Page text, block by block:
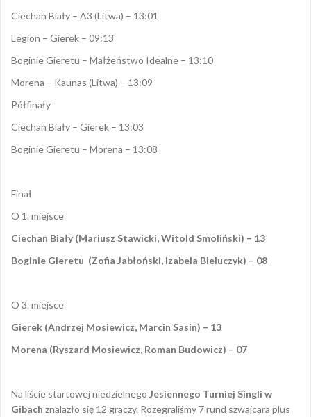
Ciechan Biały – A3 (Litwa) – 13:01
Legion – Gierek – 09:13
Boginie Gieretu – Małżeństwo Idealne – 13:10
Morena – Kaunas (Litwa) – 13:09
Półfinały
Ciechan Biały – Gierek – 13:03
Boginie Gieretu – Morena – 13:08
Finał
O 1. miejsce
Ciechan Biały (Mariusz Stawicki, Witold Smoliński) – 13
Boginie Gieretu (Zofia Jabłoński, Izabela Bieluczyk) – 08
O 3. miejsce
Gierek (Andrzej Mosiewicz, Marcin Sasin) – 13
Morena (Ryszard Mosiewicz, Roman Budowicz) – 07
Na liście startowej niedzielnego Jesiennego Turniej Singli w
Gibach znalazło się 12 graczy. Rozegraliśmy 7 rund szwajcara plus